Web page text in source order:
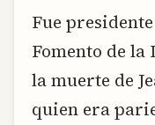
Fue
Fomento de
la muerte de
quien era